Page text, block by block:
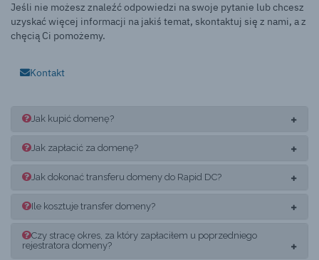
Jeśli nie możesz znaleźć odpowiedzi na swoje pytanie lub chcesz
uzyskać więcej informacji na jakiś temat, skontaktuj się z nami, a z
chęcią Ci pomożemy.
Kontakt
Jak kupić domenę?
Jak zapłacić za domenę?
Jak dokonać transferu domeny do Rapid DC?
Ile kosztuje transfer domeny?
Czy stracę okres, za który zapłaciłem u poprzedniego
rejestratora domeny?